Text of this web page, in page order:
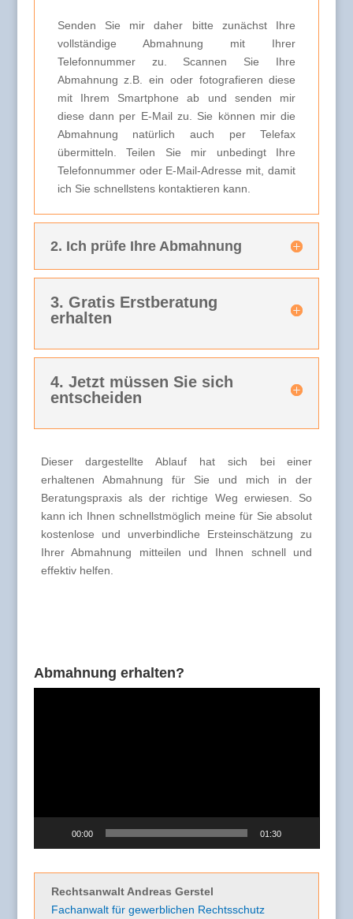
Senden Sie mir daher bitte zunächst Ihre
vollständige Abmahnung mit Ihrer
Telefonnummer zu. Scannen Sie Ihre
Abmahnung z.B. ein oder fotografieren diese
mit Ihrem Smartphone ab und senden mir
diese dann per E-Mail zu. Sie können mir die
Abmahnung natürlich auch per Telefax
übermitteln. Teilen Sie mir unbedingt Ihre
Telefonnummer oder E-Mail-Adresse mit, damit
ich Sie schnellstens kontaktieren kann.
2. Ich prüfe Ihre Abmahnung
3. Gratis Erstberatung
erhalten
4. Jetzt müssen Sie sich
entscheiden
Dieser dargestellte Ablauf hat sich bei einer
erhaltenen Abmahnung für Sie und mich in der
Beratungspraxis als der richtige Weg erwiesen. So
kann ich Ihnen schnellstmöglich meine für Sie absolut
kostenlose und unverbindliche Ersteinschätzung zu
Ihrer Abmahnung mitteilen und Ihnen schnell und
effektiv helfen.
Abmahnung erhalten?
00:00 01:30
Rechtsanwalt Andreas Gerstel
Fachanwalt für gewerblichen Rechtsschutz